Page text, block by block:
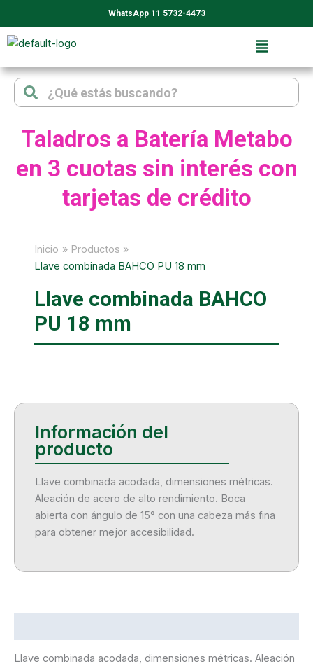
al
contenido
WhatsApp 11 5732-4473
Search Search
Taladros a Batería Metabo
en 3 cuotas sin interés con
tarjetas de crédito
Inicio
Productos
Llave combinada BAHCO PU 18 mm
Llave combinada BAHCO
PU 18 mm
Llave combinada acodada, dimensiones métricas.
Aleación de acero de alto rendimiento. Boca
abierta con ángulo de 15° con una cabeza más fina
para obtener mejor accesibilidad.
Llave combinada acodada, dimensiones métricas. Aleación